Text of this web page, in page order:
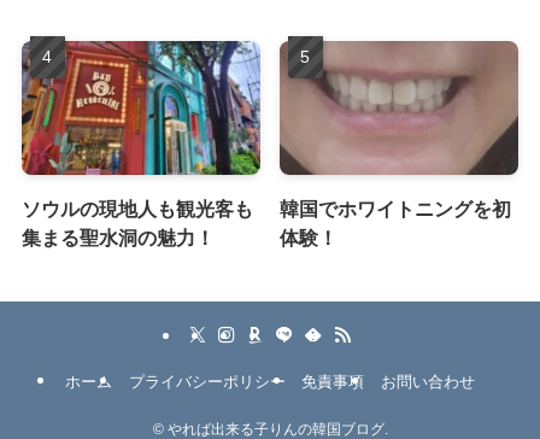
ソウルの現地人も観光客も
集まる聖水洞の魅力！
韓国でホワイトニングを初
体験！
ホーム プライバシーポリシー 免責事項 お問い合わせ
©やれば出来る子りんの韓国ブログ.